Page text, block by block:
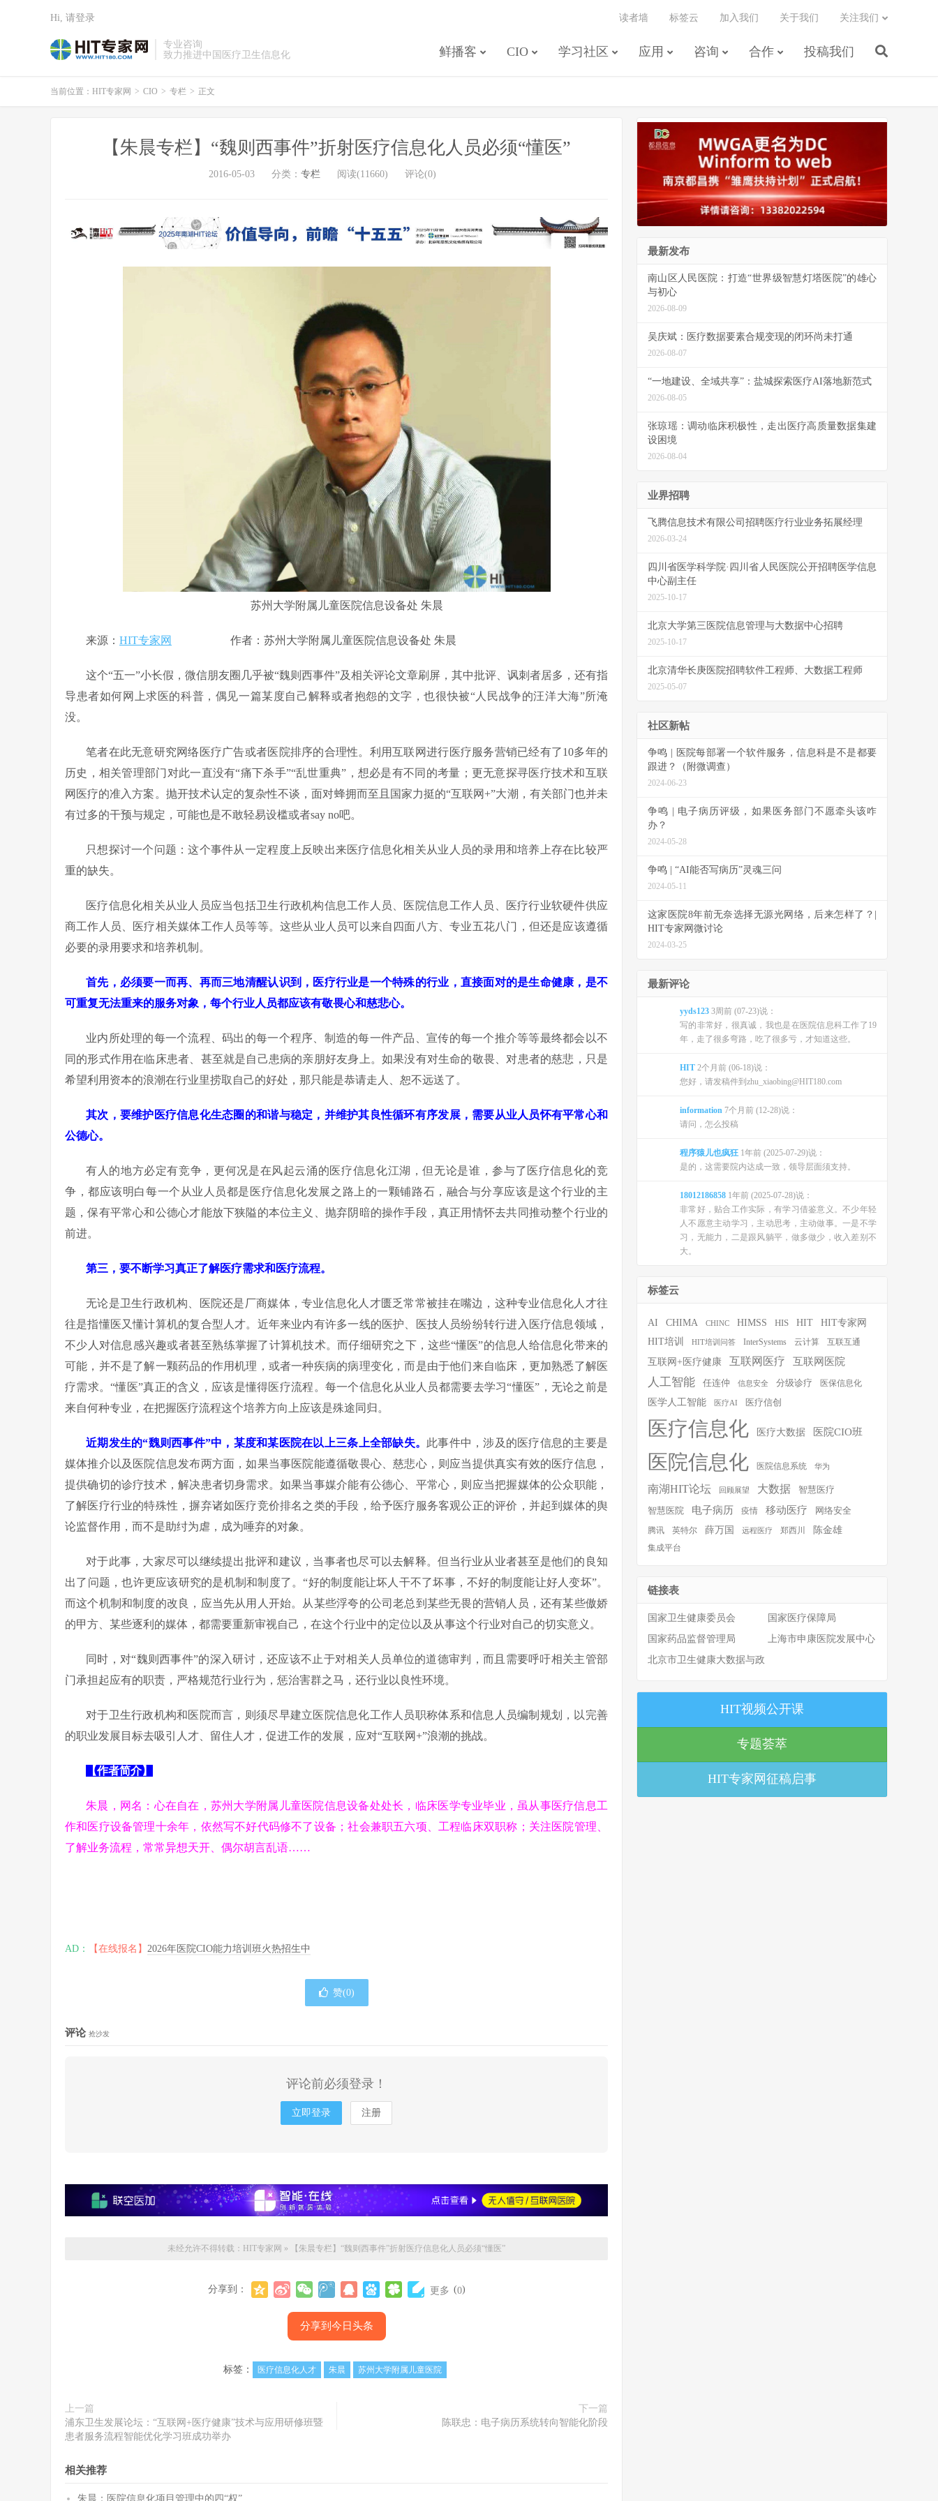
专业咨询
致力推进中国医疗卫生信息化
鲜播客 CIO 学习社区 应用 咨询 合作 投稿我们
读者墙 标签云 加入我们 关于我们 关注我们
Hi, 请登录
当前位置： HIT专家网 > CIO > 专栏 > 正文
【朱晨专栏】“魏则西事件”折射医疗信息化人员必须“懂医”
2016-05-03 分类： 专栏 阅读(11660) 评论(0)
苏州大学附属儿童医院信息设备处 朱晨
来源： HIT专家网 作者：苏州大学附属儿童医院信息设备处 朱晨
这个“五一”小长假，微信朋友圈几乎被“魏则西事件”及相关评论文章刷屏，其中批评、讽刺者居多，还有指
导患者如何网上求医的科普，偶见一篇某度自己解释或者抱怨的文字，也很快被“人民战争的汪洋大海”所淹
没。
笔者在此无意研究网络医疗广告或者医院排序的合理性。利用互联网进行医疗服务营销已经有了10多年的
历史，相关管理部门对此一直没有“痛下杀手”“乱世重典”，想必是有不同的考量；更无意探寻医疗技术和互联
网医疗的准入方案。抛开技术认定的复杂性不谈，面对蜂拥而至且国家力挺的“互联网+”大潮，有关部门也并未
有过多的干预与规定，可能也是不敢轻易设槛或者say no吧。
只想探讨一个问题：这个事件从一定程度上反映出来医疗信息化相关从业人员的录用和培养上存在比较严
重的缺失。
医疗信息化相关从业人员应当包括卫生行政机构信息工作人员、医院信息工作人员、医疗行业软硬件供应
商工作人员、医疗相关媒体工作人员等等。这些从业人员可以来自四面八方、专业五花八门，但还是应该遵循
必要的录用要求和培养机制。
首先，必须要一而再、再而三地清醒认识到，医疗行业是一个特殊的行业，直接面对的是生命健康，是不
可重复无法重来的服务对象，每个行业人员都应该有敬畏心和慈悲心。
业内所处理的每一个流程、码出的每一个程序、制造的每一件产品、宣传的每一个推介等等最终都会以不
同的形式作用在临床患者、甚至就是自己患病的亲朋好友身上。如果没有对生命的敬畏、对患者的慈悲，只是
希望利用资本的浪潮在行业里捞取自己的好处，那只能是恭请走人、恕不远送了。
其次，要维护医疗信息化生态圈的和谐与稳定，并维护其良性循环有序发展，需要从业人员怀有平常心和
公德心。
有人的地方必定有竞争，更何况是在风起云涌的医疗信息化江湖，但无论是谁，参与了医疗信息化的竞
争，都应该明白每一个从业人员都是医疗信息化发展之路上的一颗铺路石，融合与分享应该是这个行业的主
题，保有平常心和公德心才能放下狭隘的本位主义、抛弃阴暗的操作手段，真正用情怀去共同推动整个行业的
前进。
第三，要不断学习真正了解医疗需求和医疗流程。
无论是卫生行政机构、医院还是厂商媒体，专业信息化人才匮乏常常被挂在嘴边，这种专业信息化人才往
往是指懂医又懂计算机的复合型人才。近年来业内有许多一线的医护、医技人员纷纷转行进入医疗信息领域，
不少人对信息感兴趣或者甚至熟练掌握了计算机技术。而仔细研究之下，这些“懂医”的信息人给信息化带来的
可能，并不是了解一颗药品的作用机理，或者一种疾病的病理变化，而是由于他们来自临床，更加熟悉了解医
疗需求。“懂医”真正的含义，应该是懂得医疗流程。每一个信息化从业人员都需要去学习“懂医”，无论之前是
来自何种专业，在把握医疗流程这个培养方向上应该是殊途同归。
近期发生的“魏则西事件”中，某度和某医院在以上三条上全部缺失。 此事件中，涉及的医疗信息的主要是
媒体推介以及医院信息发布两方面，如果当事医院能遵循敬畏心、慈悲心，则应当提供真实有效的医疗信息，
提供确切的诊疗技术，解决患者切身需求。如果当事媒介能有公德心、平常心，则应当把握媒体的公众职能，
了解医疗行业的特殊性，摒弃诸如医疗竞价排名之类的手段，给予医疗服务客观公正的评价，并起到媒体的舆
论监督作用，而不是助纣为虐，成为唾弃的对象。
对于此事，大家尽可以继续提出批评和建议，当事者也尽可以去解释。但当行业从业者甚至是他们的良知
出了问题，也许更应该研究的是机制和制度了。“好的制度能让坏人干不了坏事，不好的制度能让好人变坏”。
而这个机制和制度的改良，应当先从用人开始。从某些浮夸的公司老总到某些无畏的营销人员，还有某些傲娇
的甲方、某些逐利的媒体，都需要重新审视自己，在这个行业中的定位以及从事这个行业对自己的切实意义。
同时，对“魏则西事件”的深入研讨，还应该不止于对相关人员单位的道德审判，而且需要呼吁相关主管部
门承担起应有的职责，严格规范行业行为，惩治害群之马，还行业以良性环境。
对于卫生行政机构和医院而言，则须尽早建立医院信息化工作人员职称体系和信息人员编制规划，以完善
的职业发展目标去吸引人才、留住人才，促进工作的发展，应对“互联网+”浪潮的挑战。
【作者简介】
朱晨，网名：心在自在，苏州大学附属儿童医院信息设备处处长，临床医学专业毕业，虽从事医疗信息工
作和医疗设备管理十余年，依然写不好代码修不了设备；社会兼职五六项、工程临床双职称；关注医院管理、
了解业务流程，常常异想天开、偶尔胡言乱语……
AD： 【在线报名】 2026年医院CIO能力培训班火热招生中
赞(0)
评论 抢沙发
评论前必须登录！
立即登录 注册
未经允许不得转载： HIT专家网 » 【朱晨专栏】“魏则西事件”折射医疗信息化人员必须“懂医”
分享到： 更多 (0)
分享到今日头条
标签： 医疗信息化人才 朱晨 苏州大学附属儿童医院
上一篇
浦东卫生发展论坛：“互联网+医疗健康”技术与应用研修班暨
患者服务流程智能优化学习班成功举办
下一篇
陈联忠：电子病历系统转向智能化阶段
相关推荐
朱晨：医院信息化项目管理中的四“权”
最新发布
南山区人民医院：打造“世界级智慧灯塔医院”的雄心
与初心
2026-08-09
吴庆斌：医疗数据要素合规变现的闭环尚未打通
2026-08-07
“一地建设、全域共享”：盐城探索医疗AI落地新范式
2026-08-05
张琼瑶：调动临床积极性，走出医疗高质量数据集建
设困境
2026-08-04
业界招聘
飞腾信息技术有限公司招聘医疗行业业务拓展经理
2026-03-24
四川省医学科学院·四川省人民医院公开招聘医学信息
中心副主任
2025-10-17
北京大学第三医院信息管理与大数据中心招聘
2025-10-17
北京清华长庚医院招聘软件工程师、大数据工程师
2025-05-07
社区新帖
争鸣 | 医院每部署一个软件服务，信息科是不是都要
跟进？（附微调查）
2024-06-23
争鸣 | 电子病历评级，如果医务部门不愿牵头该咋
办？
2024-05-28
争鸣 | “AI能否写病历”灵魂三问
2024-05-11
这家医院8年前无奈选择无源光网络，后来怎样了？|
HIT专家网微讨论
2024-03-25
最新评论
yyds123 3周前 (07-23)说：
写的非常好，很真诚，我也是在医院信息科工作了19
年，走了很多弯路，吃了很多亏，才知道这些。
HIT 2个月前 (06-18)说：
您好，请发稿件到zhu_xiaobing@HIT180.com
information 7个月前 (12-28)说：
请问，怎么投稿
程序猿儿也疯狂 1年前 (2025-07-29)说：
是的，这需要院内达成一致，领导层面须支持。
18012186858 1年前 (2025-07-28)说：
非常好，贴合工作实际，有学习借鉴意义。不少年轻
人不愿意主动学习，主动思考，主动做事。一是不学
习，无能力，二是跟风躺平，做多做少，收入差别不
大。
标签云
AI CHIMA CHINC HIMSS HIS HIT HIT专家网
HIT培训 HIT培训问答 InterSystems 云计算 互联互通
互联网+医疗健康 互联网医疗 互联网医院
人工智能 任连仲 信息安全 分级诊疗 医保信息化
医学人工智能 医疗AI 医疗信创
医疗信息化 医疗大数据 医院CIO班
医院信息化 医院信息系统 华为
南湖HIT论坛 回顾展望 大数据 智慧医疗
智慧医院 电子病历 疫情 移动医疗
网络安全
腾讯
英特尔 薛万国 远程医疗 郑西川 陈金雄
集成平台
链接表
国家卫生健康委员会
国家医疗保障局
国家药品监督管理局
上海市申康医院发展中心
北京市卫生健康大数据与政
HIT视频公开课
专题荟萃
HIT专家网征稿启事